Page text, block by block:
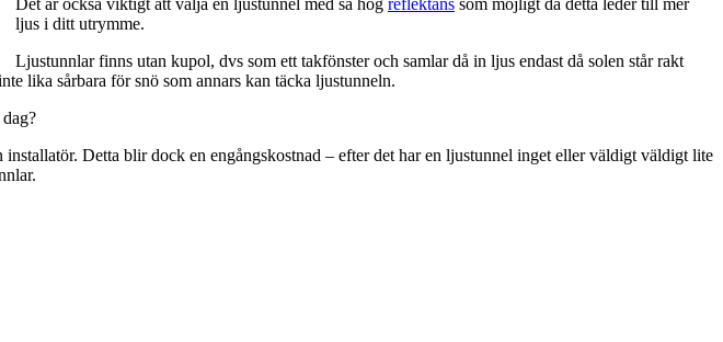
Det är också viktigt att välja en ljustunnel med så hög reflektans som möjligt då detta leder till mer
ljus i ditt utrymme.
Ljustunnlar finns utan kupol, dvs som ett takfönster och samlar då in ljus endast då solen står rakt
lika sårbara för snö som annars kan täcka ljustunneln.
Detta blir dock en engångskostnad – efter det har en ljustunnel inget eller väldigt väldigt lite